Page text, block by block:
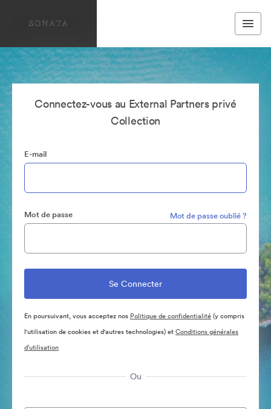
Connectez-vous au External Partners privé
Collection
E-mail
Mot de passe Mot de passe oublié ?
En poursuivant, vous acceptez nos Politique de confidentialité(y compris
l'utilisation de cookies et d'autres technologies) etConditions générales
d’utilisation
Ou